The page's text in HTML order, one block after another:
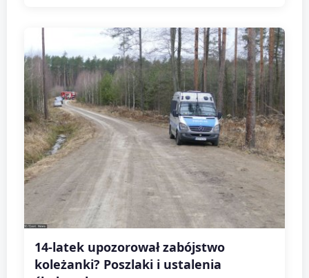
14-latek upozorował zabójstwo
koleżanki? Poszlaki i ustalenia